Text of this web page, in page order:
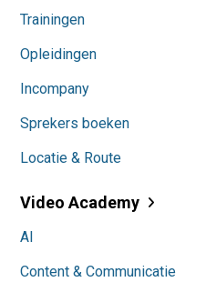
Trainingen
Opleidingen
Incompany
Sprekers boeken
Locatie & Route
Video Academy
AI
Content & Communicatie